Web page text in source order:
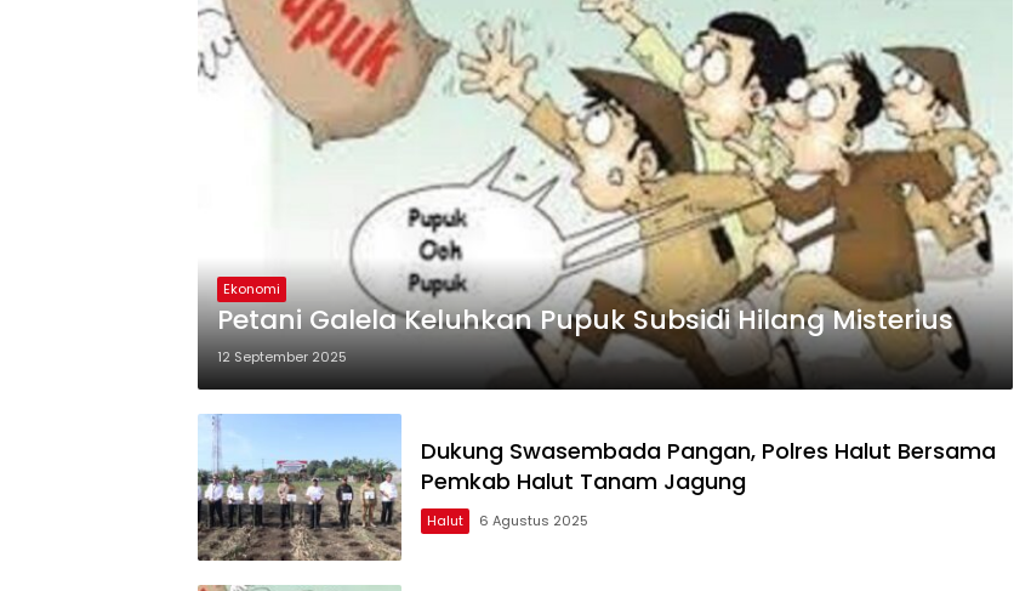
Ekonomi
Petani Galela Keluhkan Pupuk Subsidi Hilang Misterius
12 September 2025
Dukung Swasembada Pangan, Polres Halut Bersama
Pemkab Halut Tanam Jagung
Halut 6 Agustus 2025